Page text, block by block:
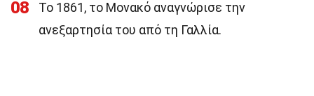
08
Το 1861, το Μονακό αναγνώρισε την
ανεξαρτησία του από τη Γαλλία.